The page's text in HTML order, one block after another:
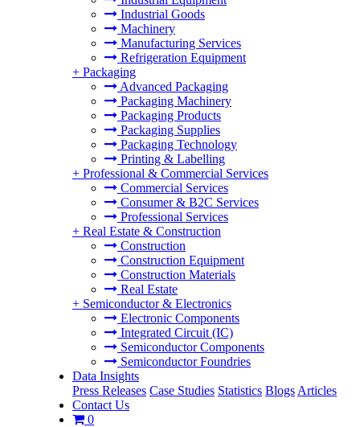
Industrial Goods
Machinery
Manufacturing Services
Refrigeration Equipment
+ Packaging
Advanced Packaging
Packaging Machinery
Packaging Products
Packaging Supplies
Packaging Technology
Printing & Labelling
+ Professional & Commercial Services
Commercial Services
Consumer & B2C Services
Professional Services
+ Real Estate & Construction
Construction
Construction Equipment
Construction Materials
Real Estate
+ Semiconductor & Electronics
Electronic Components
Integrated Circuit (IC)
Semiconductor Components
Semiconductor Foundries
Data Insights
Press Releases Case Studies Statistics Blogs Articles
Contact Us
0